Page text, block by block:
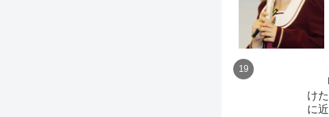
け
に